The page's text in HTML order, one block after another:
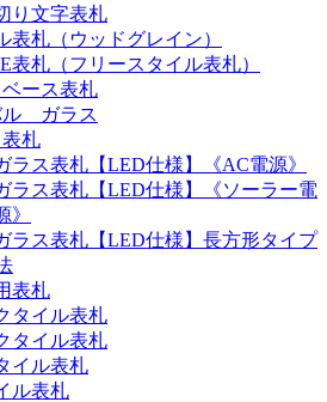
り文字表札
表札（ウッドグレイン）
表札（フリースタイル表札）
ース表札
ル ガラス
札
ラス表札【LED仕様】《AC電源》
ラス表札【LED仕様】《ソーラー電
》
ラス表札【LED仕様】長方形タイプ
表札
タイル表札
タイル表札
イル表札
ル表札